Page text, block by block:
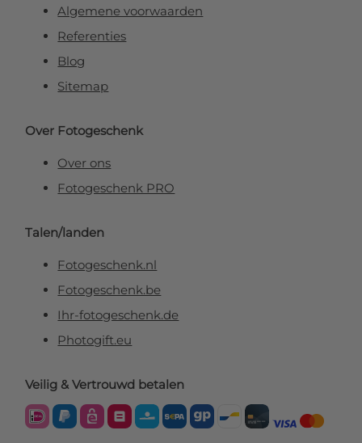
Algemene voorwaarden
Referenties
Blog
Sitemap
Over Fotogeschenk
Over ons
Fotogeschenk PRO
Talen/landen
Fotogeschenk.nl
Fotogeschenk.be
Ihr-fotogeschenk.de
Photogift.eu
Veilig & Vertrouwd betalen